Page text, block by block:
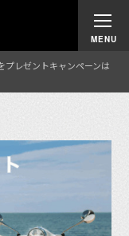
プレゼントキャンペーンは